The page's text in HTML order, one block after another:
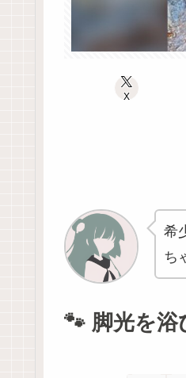
X
希
ち
🐾 脚光を